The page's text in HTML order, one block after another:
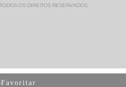
OS DIREITOS RESERVADOS.